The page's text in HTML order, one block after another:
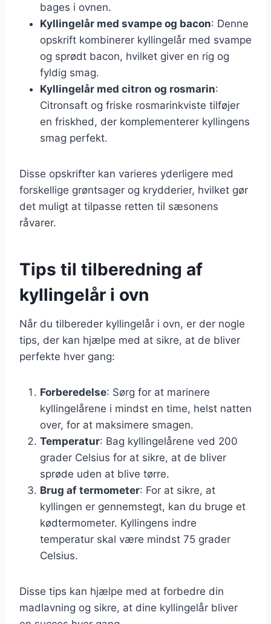
bages i ovnen.
Kyllingelår med svampe og bacon: Denne
opskrift kombinerer kyllingelår med svampe
og sprødt bacon, hvilket giver en rig og
fyldig smag.
Kyllingelår med citron og rosmarin:
Citronsaft og friske rosmarinkviste tilføjer
en friskhed, der komplementerer kyllingens
smag perfekt.
Disse opskrifter kan varieres yderligere med
forskellige grøntsager og krydderier, hvilket gør
det muligt at tilpasse retten til sæsonens
råvarer.
Tips til tilberedning af
kyllingelår i ovn
Når du tilbereder kyllingelår i ovn, er der nogle
tips, der kan hjælpe med at sikre, at de bliver
perfekte hver gang:
Forberedelse: Sørg for at marinere
kyllingelårene i mindst en time, helst natten
over, for at maksimere smagen.
Temperatur: Bag kyllingelårene ved 200
grader Celsius for at sikre, at de bliver
sprøde uden at blive tørre.
Brug af termometer: For at sikre, at
kyllingen er gennemstegt, kan du bruge et
kødtermometer. Kyllingens indre
temperatur skal være mindst 75 grader
Celsius.
Disse tips kan hjælpe med at forbedre din
madlavning og sikre, at dine kyllingelår bliver